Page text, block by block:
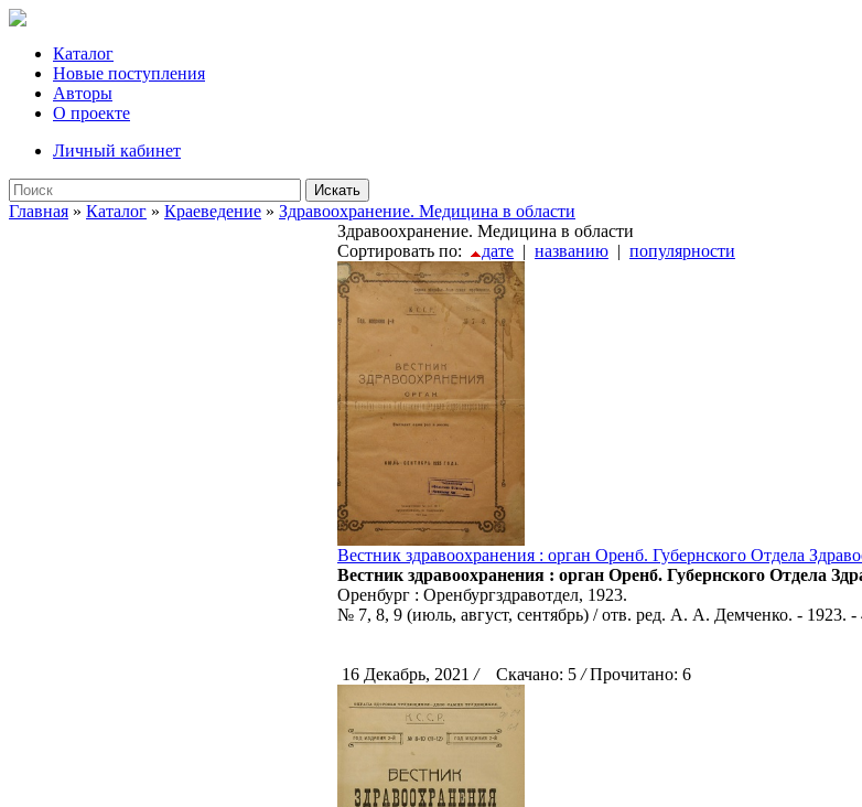
Каталог
Новые поступления
Авторы
О проекте
Личный кабинет
Искать
Главная » Каталог » Краеведение » Здравоохранение. Медицина в области
Здравоохранение. Медицина в области
Сортировать по:
дате | названию | популярности
Вестник здравоохранения : орган Оренб. Губернского Отдела
Вестник здравоохранения : орган Оренб. Губернского Отдела
Оренбург : Оренбургздравотдел, 1923.
№ 7, 8, 9 (июль, август, сентябрь) / отв. ред. А. А. Демченко. - 1923. -
16 Декабрь, 2021 /Скачано: 5 /Прочитано: 6